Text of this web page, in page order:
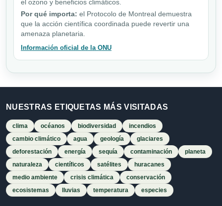
el ozono y beneficios climáticos.
Por qué importa: el Protocolo de Montreal demuestra
que la acción científica coordinada puede revertir una
amenaza planetaria.
Información oficial de la ONU
NUESTRAS ETIQUETAS MÁS VISITADAS
clima océanos biodiversidad
incendios
cambio climático
agua geología
glaciares
deforestación
energía sequía contaminación
planeta
naturaleza
científicos satélites
huracanes
medio ambiente
crisis climática
conservación
ecosistemas
lluvias temperatura especies